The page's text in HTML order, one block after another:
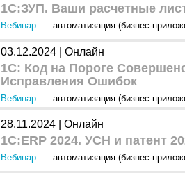
1С:ЗУП. Ваши расчетные
Вебинар автоматизация (бизнес-
03.12.2024 | Онлайн
1С: Код на Пороге
Исправления Ошибок
Вебинар автоматизация (бизнес-
28.11.2024 | Онлайн
1С:ERP 2024. УСН и патент
Вебинар автоматизация (бизнес-